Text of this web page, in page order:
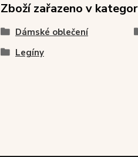
Zboží zařazeno v
Dámské oblečení
Legíny